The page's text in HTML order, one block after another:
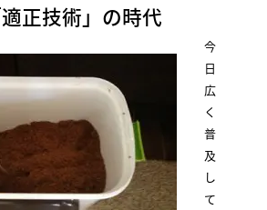
正技術」の時代
今
日
広
く
普
及
し
て